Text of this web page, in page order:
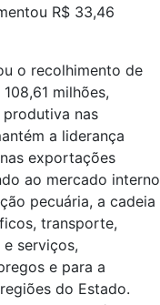
R$ 33,46
o recolhimento de
milhões,
nas
a liderança
exportações
ao mercado interno
pecuária, a cadeia
transporte,
serviços,
e para a
do Estado.